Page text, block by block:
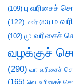
(109) பு வரிசைச்
(122) மலர் (83) ம
(102) மு வரிசைச்
வழக்குச்
(290) வா வரிசைச்
(165) வெ வரிசைச்